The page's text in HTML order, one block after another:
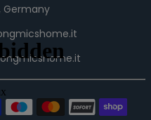
Germany